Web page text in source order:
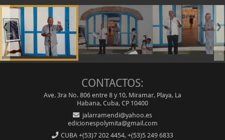
❮ ❯
CONTACTOS:
Ave. 3ra No. 806 entre 8 y 10, Miramar, Playa, La
Habana, Cuba, CP 10400
jalarramendi@yahoo.es
edicionespolymita@gmail.com
CUBA+(53)7 202 4454, +(53)5 249 6833